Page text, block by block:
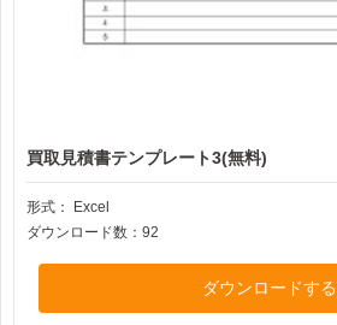
買取見積書テンプレート3(無料)
形式：
Excel
ダウンロード数：92
ダウンロードする